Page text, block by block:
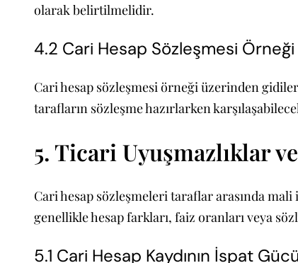
olarak belirtilmelidir.
4.2 Cari Hesap Sözleşmesi
Cari hesap sözleşmesi örneği üzerinden
tarafların sözleşme hazırlarken
5. Ticari Uyuşmazlıklar
Cari hesap sözleşmeleri taraflar arasında
genellikle hesap farkları, faiz oranları veya
5.1 Cari Hesap Kaydının İspat